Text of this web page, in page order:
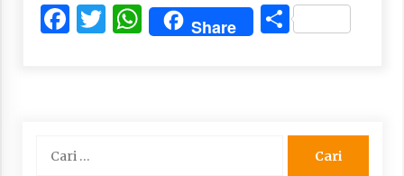
Facebook
Twitter
WhatsApp
Share Share
untuk: